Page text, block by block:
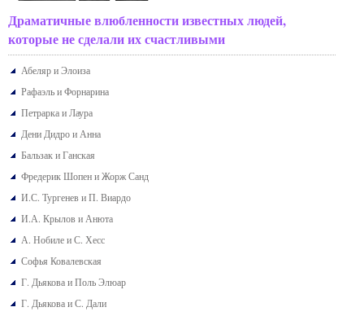
Драматичные влюбленности известных людей,
которые не сделали их счастливыми
Абеляр и Элоиза
Рафаэль и Форнарина
Петрарка и Лаура
Дени Дидро и Анна
Бальзак и Ганская
Фредерик Шопен и Жорж Санд
И.С. Тургенев и П. Виардо
И.А. Крылов и Анюта
А. Нобиле и С. Хесс
Софья Ковалевская
Г. Дьякова и Поль Элюар
Г. Дьякова и С. Дали